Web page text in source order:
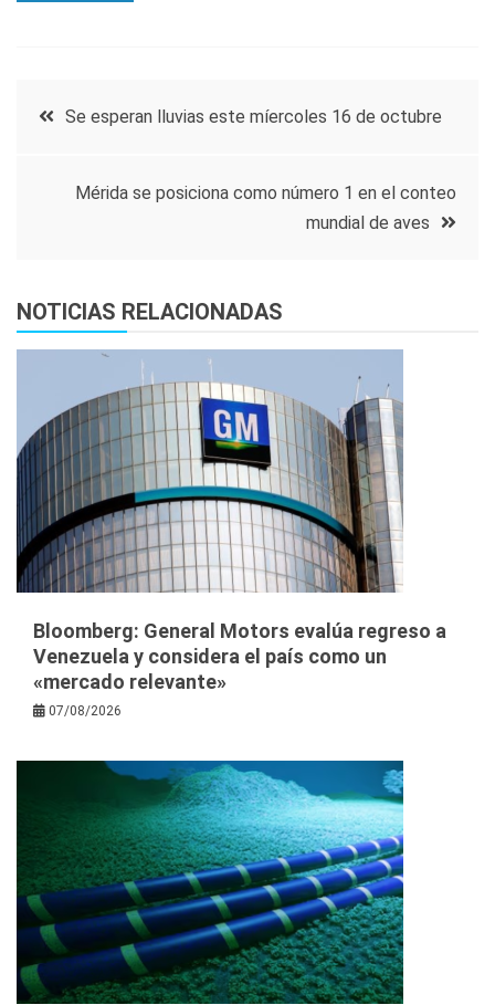
Navegación
Se esperan lluvias este míercoles 16 de octubre
Mérida se posiciona como número 1 en el conteo
mundial de aves
NOTICIAS RELACIONADAS
Bloomberg: General Motors evalúa regreso a
Venezuela y considera el país como un
«mercado relevante»
07/08/2026